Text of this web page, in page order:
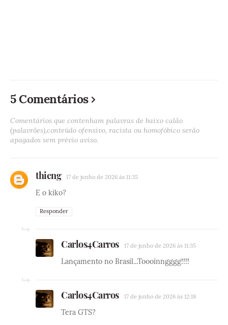
5 Comentários
Comentários que contenham palavras de baixo calão
(palavrões),conteúdo ofensivo, racista ou homofóbico serão
apagados sem prévio aviso.
thieng 17 de junho de 2026 às 11:35
E o kiko?
Responder
Carlos4Carros 17 de junho de 2026 às 11:35
Lançamento no Brasil...Toooinngggg!!!!
Carlos4Carros 17 de junho de 2026 às 12:18
Tera GTS?